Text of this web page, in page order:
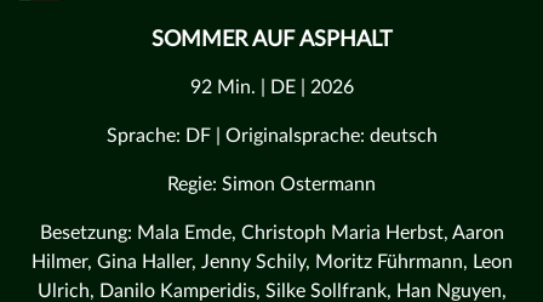
SOMMER AUF ASPHALT
92 Min. | DE | 2026
Sprache: DF | Originalsprache: deutsch
Regie: Simon Ostermann
Besetzung: Mala Emde, Christoph Maria Herbst, Aaron
Hilmer, Gina Haller, Jenny Schily, Moritz Führmann, Leon
Ulrich, Danilo Kamperidis, Silke Sollfrank, Han Nguyen,